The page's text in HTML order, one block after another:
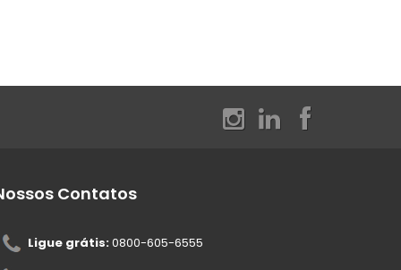
Contatos
Ligue grátis:0800-605-6555